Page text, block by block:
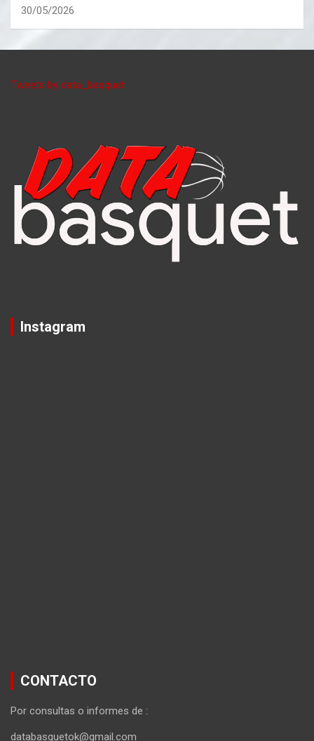
30/05/2026
Tweets by data_basquet
Instagram
CONTACTO
Por consultas o informes de :
databasquetok@gmail.com